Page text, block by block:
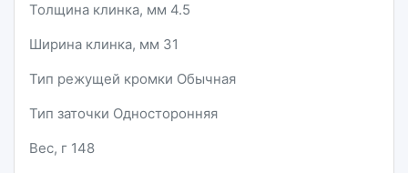
Толщина клинка, мм 4.5
Ширина клинка, мм 31
Тип режущей кромки Обычная
Тип заточки Односторонняя
Вес, г 148